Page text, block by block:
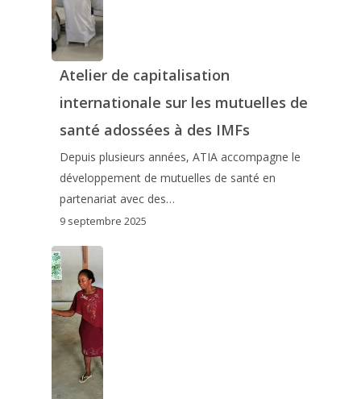
Atelier de capitalisation
internationale sur les mutuelles de
santé adossées à des IMFs
Depuis plusieurs années, ATIA accompagne le
développement de mutuelles de santé en
partenariat avec des…
9 septembre 2025